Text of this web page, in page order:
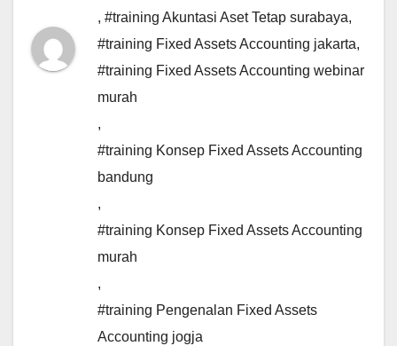
, #training Akuntasi Aset Tetap surabaya,
#training Fixed Assets Accounting jakarta,
#training Fixed Assets Accounting webinar
murah
,
#training Konsep Fixed Assets Accounting
bandung
,
#training Konsep Fixed Assets Accounting
murah
,
#training Pengenalan Fixed Assets
Accounting jogja